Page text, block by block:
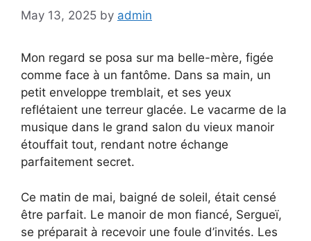
May 13, 2025 by admin
Mon regard se posa sur ma belle-mère, figée
comme face à un fantôme. Dans sa main, un
petit enveloppe tremblait, et ses yeux
reflétaient une terreur glacée. Le vacarme de la
musique dans le grand salon du vieux manoir
étouffait tout, rendant notre échange
parfaitement secret.
Ce matin de mai, baigné de soleil, était censé
être parfait. Le manoir de mon fiancé, Sergueï,
se préparait à recevoir une foule d’invités. Les